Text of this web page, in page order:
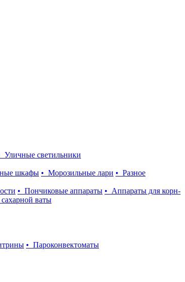
Уличные светильники
шкафы • Морозильные лари • Разное
• Пончиковые аппараты • Аппараты для корн-
ваты
• Пароконвектоматы